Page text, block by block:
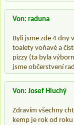
Von: raduna
Byli jsme zde 4 dny
toalety voňavé a
pizzy (ta byla
jsme občerstvení
Von: Josef Hluchý
Zdravím všechny
kemp je rok od